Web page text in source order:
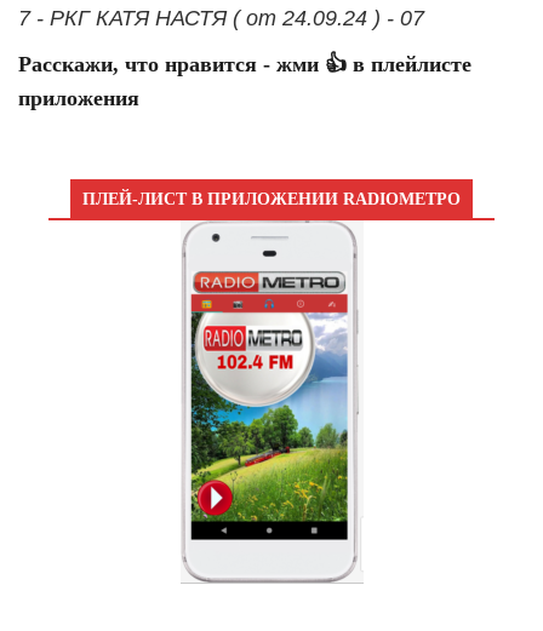
7 - РКГ КАТЯ НАСТЯ ( от 24.09.24 ) - 07
Расскажи, что нравится - жми 👍 в плейлисте
приложения
ПЛЕЙ-ЛИСТ В ПРИЛОЖЕНИИ RADIOМЕТРО